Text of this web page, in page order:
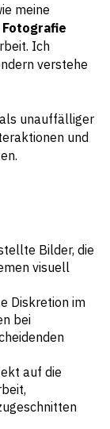
meine
Ich
verstehe
unauffälliger
und
Bilder, die
visuell
Diskretion im
bei
auf die